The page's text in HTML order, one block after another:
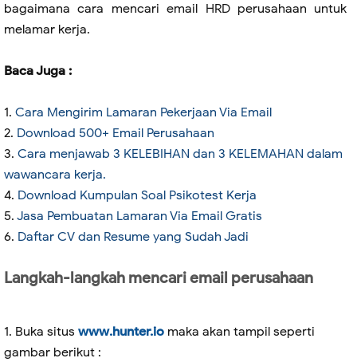
bagaimana cara mencari email HRD perusahaan untuk
melamar kerja.
Baca Juga :
1. Cara Mengirim Lamaran Pekerjaan Via Email
2. Download 500+ Email Perusahaan
3. Cara menjawab 3 KELEBIHAN dan 3 KELEMAHAN dalam
wawancara kerja.
4. Download Kumpulan Soal Psikotest Kerja
5. Jasa Pembuatan Lamaran Via Email Gratis
6. Daftar CV dan Resume yang Sudah Jadi
Langkah-langkah mencari email perusahaan
1. Buka situs www.hunter.io maka akan tampil seperti
gambar berikut :